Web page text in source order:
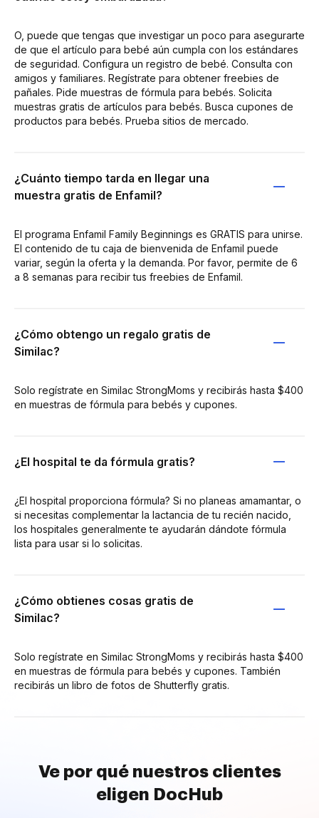
O, puede que tengas que investigar un poco para asegurarte
de que el artículo para bebé aún cumpla con los estándares
de seguridad. Configura un registro de bebé. Consulta con
amigos y familiares. Regístrate para obtener freebies de
pañales. Pide muestras de fórmula para bebés. Solicita
muestras gratis de artículos para bebés. Busca cupones de
productos para bebés. Prueba sitios de mercado.
¿Cuánto tiempo tarda en llegar una
muestra gratis de Enfamil?
El programa Enfamil Family Beginnings es GRATIS para unirse.
El contenido de tu caja de bienvenida de Enfamil puede
variar, según la oferta y la demanda. Por favor, permite de 6
a 8 semanas para recibir tus freebies de Enfamil.
¿Cómo obtengo un regalo gratis de
Similac?
Solo regístrate en Similac StrongMoms y recibirás hasta $400
en muestras de fórmula para bebés y cupones.
¿El hospital te da fórmula gratis?
¿El hospital proporciona fórmula? Si no planeas amamantar, o
si necesitas complementar la lactancia de tu recién nacido,
los hospitales generalmente te ayudarán dándote fórmula
lista para usar si lo solicitas.
¿Cómo obtienes cosas gratis de
Similac?
Solo regístrate en Similac StrongMoms y recibirás hasta $400
en muestras de fórmula para bebés y cupones. También
recibirás un libro de fotos de Shutterfly gratis.
Ve por qué nuestros clientes
eligen DocHub